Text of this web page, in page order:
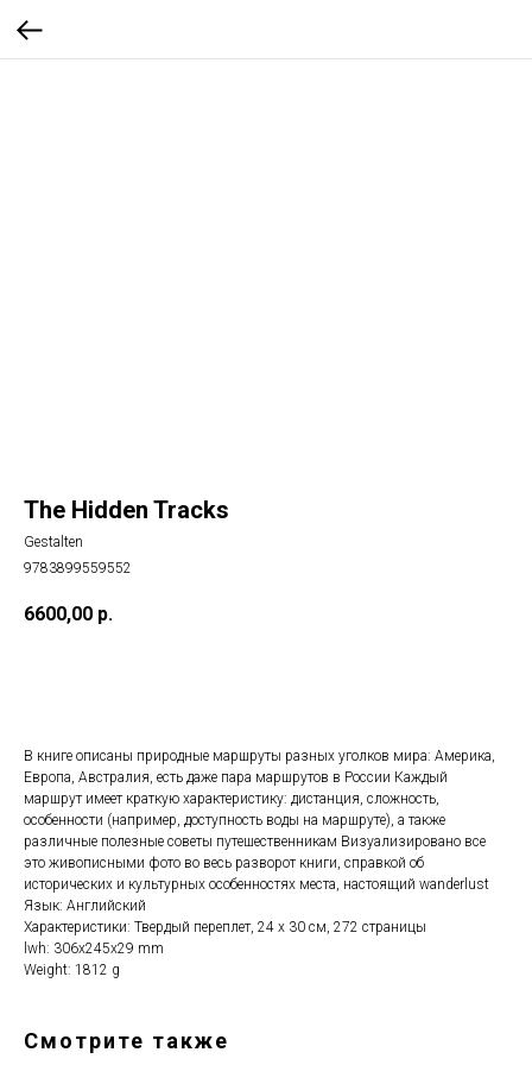
The Hidden Tracks
Gestalten
9783899559552
6600,00 р.
В книге описаны природные маршруты разных уголков мира: Америка,
Европа, Австралия, есть даже пара маршрутов в России Каждый
маршрут имеет краткую характеристику: дистанция, сложность,
особенности (например, доступность воды на маршруте), а также
различные полезные советы путешественникам Визуализировано все
это живописными фото во весь разворот книги, справкой об
исторических и культурных особенностях места, настоящий wanderlust
Язык: Английский
Характеристики: Твердый переплет, 24 x 30 см, 272 страницы
lwh: 306x245x29 mm
Weight: 1812 g
Смотрите также